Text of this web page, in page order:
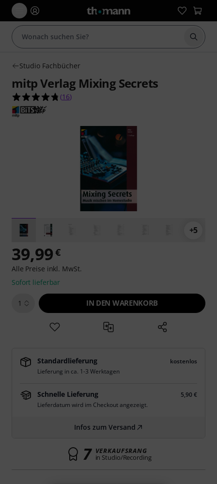
Suche
Studio Fachbücher
mitp Verlag Mixing Secrets
4.8 von 5 Sternen aus 16 Kundenbewertungen
(16)
+5
39,99€
Alle Preise inkl. MwSt.
Sofort lieferbar
1 IN DEN WARENKORB
Standardlieferung
kostenlos
Lieferung in ca. 1-3 Werktagen
Schnelle Lieferung
5,90 €
Lieferdatum wird im Checkout angezeigt.
Infos zum Versand
7 VERKAUFSRANG
in Studio/Recording